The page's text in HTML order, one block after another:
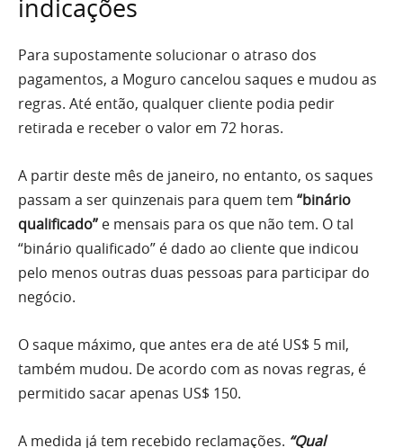
indicações
Para supostamente solucionar o atraso dos
pagamentos, a Moguro cancelou saques e mudou as
regras. Até então, qualquer cliente podia pedir
retirada e receber o valor em 72 horas.
A partir deste mês de janeiro, no entanto, os saques
passam a ser quinzenais para quem tem “binário
qualificado” e mensais para os que não tem. O tal
“binário qualificado” é dado ao cliente que indicou
pelo menos outras duas pessoas para participar do
negócio.
O saque máximo, que antes era de até US$ 5 mil,
também mudou. De acordo com as novas regras, é
permitido sacar apenas US$ 150.
A medida já tem recebido reclamações. “Qual